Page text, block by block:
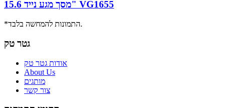
מסך מגע נייד 15.6" VG1655
*התמונות להמחשה בלבד.
גטר טק
אודות גטר טק
About Us
מותגים
צור קשר